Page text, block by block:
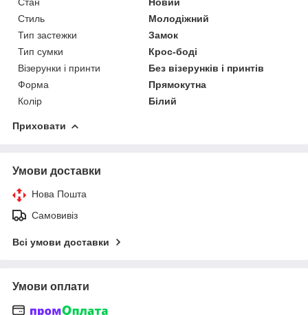
Стиль
Молодіжний
Тип застежки
Замок
Тип сумки
Крос-боді
Візерунки і принти
Без візерунків і принтів
Форма
Прямокутна
Колір
Білий
Приховати
Умови доставки
Нова Пошта
Самовивіз
Всі умови доставки
Умови оплати